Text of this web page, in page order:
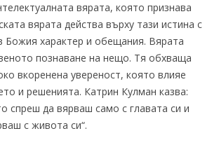
вярата, която признава
вярата действа върху тази истина с
Божия характер и обещания. Вярата
познаване на нещо. Тя обхваща
вкоренена увереност, която влияе
и решенията. Катрин Кулман казва:
спреш да вярваш само с главата си и
с живота си“.